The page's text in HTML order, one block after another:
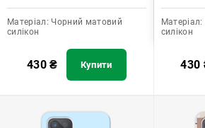
Матеріал: Чорний матовий
силікон
430₴ Купити
Матеріал:
силікон
430